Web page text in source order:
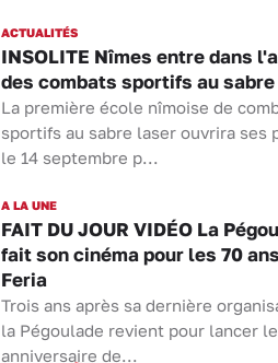
ACTUALITÉS
INSOLITE Nîmes entre dans
des combats sportifs au
La première école nîmoise de
sportifs au sabre laser ouvrira ses
le 14 septembre p...
A LA UNE
FAIT DU JOUR VIDÉO La
fait son cinéma pour les 70
Feria
Trois ans après sa dernière
la Pégoulade revient pour lancer
anniversaire de...